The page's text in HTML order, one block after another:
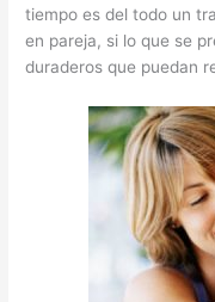
tiempo es del todo un
en pareja, si lo que se
duraderos que puedan